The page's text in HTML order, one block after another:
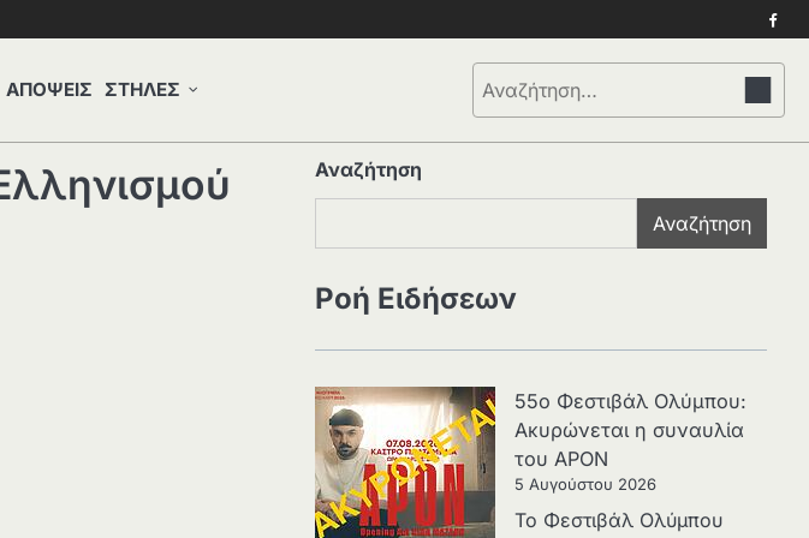
ΑΠΟΨΕΙΣ ΣΤΗΛΕΣ
Αναζήτηση
για:
Αναζήτηση
Αναζήτηση
Ροή Ειδήσεων
55ο Φεστιβάλ Ολύμπου:
Ακυρώνεται η συναυλία
του APON
5 Αυγούστου 2026
Το Φεστιβάλ Ολύμπου